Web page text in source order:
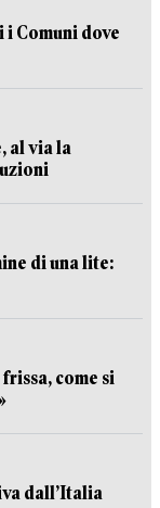
i Comuni dove
al via la
di una lite:
come si
dall’Italia